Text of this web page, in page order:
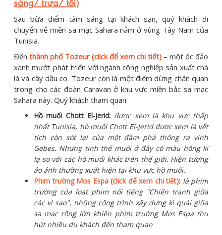
sáng/ trưa/ tối)
Sau bữa điểm tâm sáng tại khách sạn, quý khách di
chuyển về miền sa mạc Sahara nằm ở vùng Tây Nam của
Tunisia.
Đến thành phố Tozeur (click để xem chi tiết) – một ốc đảo
xanh mướt phát triển với ngành công nghiệp sản xuất chà
là và cây dầu cọ. Tozeur còn là một điểm dừng chân quan
trọng cho các đoàn Caravan ở khu vực miền bắc sa mạc
Sahara này. Quý khách tham quan:
Hồ muối Chott El-Jerid: được xem là khu vực thấp
nhất Tunisia, hồ muối Chott El-Jerid được xem là vết
tích còn sót lại của một đầm phá thông ra vịnh
Gebes. Nhưng tinh thể muối ở đây có màu hồng kì
lạ so với các hồ muối khác trên thế giới. Hiện tượng
ảo ảnh thường xuất hiện tại khu vực hồ muối.
Phim trường Mos Espa (click để xem chi tiết): là phim
trường của loạt phim nổi tiếng "Chiến tranh giữa
các vì sao", những công trình xây dựng kì quái giữa
sa mạc rộng lớn khiến phim trường Mos Espa thu
hút nhiều du khách đến tham quan